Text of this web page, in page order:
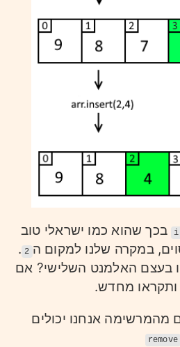
בכך שהוא כמו ישראלי טוב
במקרה שלנו למקום ה 2
.
בעצם האלמנט השלישי? אם
ותקראו מחדש.
מהמרשימה אנחנו יכולים
remove